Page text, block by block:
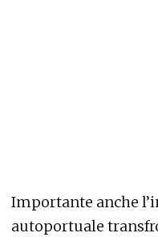
Importante anche
autoportuale